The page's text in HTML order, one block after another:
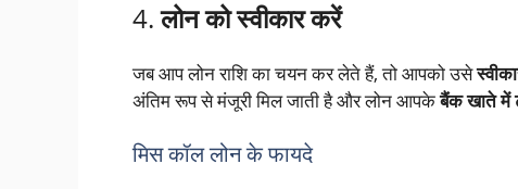
4.लोन को स्वीकार करें
जब आप लोन राशि का चयन कर लेते हैं, तो आपको उसे
अंतिम रूप से मंजूरी मिल जाती है और लोन आपकेबैंक खाते में
मिस कॉल लोन के फायदे